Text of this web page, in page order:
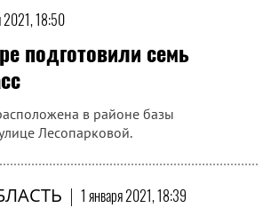
2021, 18:50
подготовили семь
в районе базы
Лесопарковой.
| 1 января 2021, 18:39